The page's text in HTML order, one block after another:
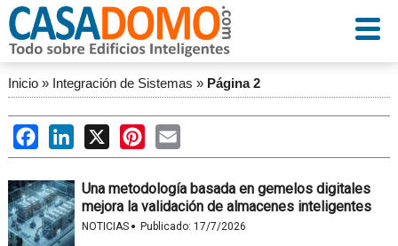
Inicio» Integración de Sistemas » Página 2
FacebookLinkedIn
X PinterestEmail
Una metodología basada en gemelos digitales
mejora la validación de almacenes inteligentes
NOTICIAS · Publicado: 17/7/2026